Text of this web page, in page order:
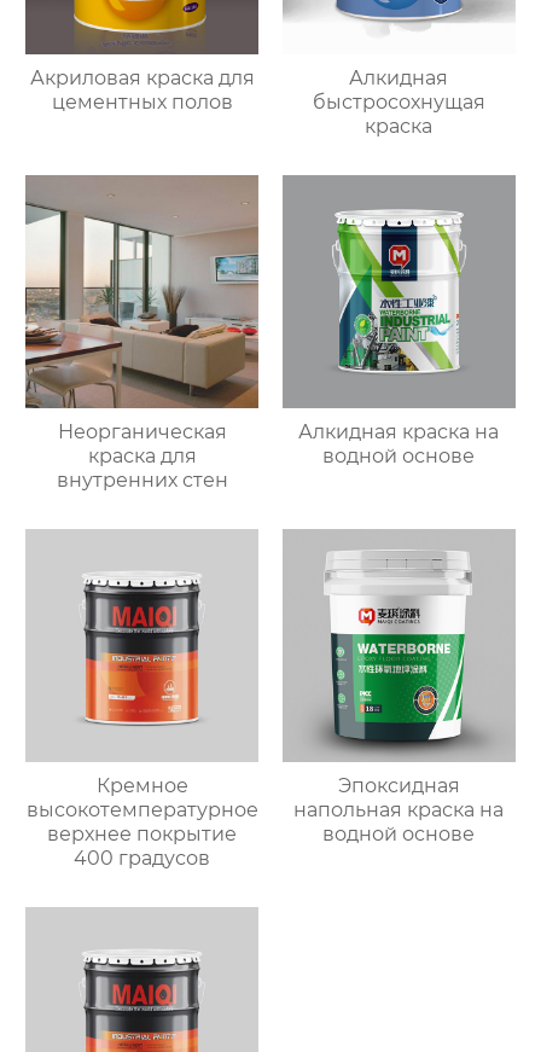
Акриловая краска для
цементных полов
Алкидная
быстросохнущая
краска
Неорганическая
краска для
внутренних стен
Алкидная краска на
водной основе
Кремное
высокотемпературное
верхнее покрытие
400 градусов
Эпоксидная
напольная краска на
водной основе